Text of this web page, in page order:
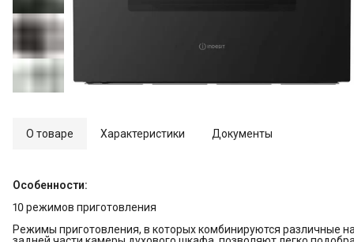
О товаре Характеристики Документы
Особенности:
10 режимов приготовления
Режимы приготовления, в которых комбинируются различные